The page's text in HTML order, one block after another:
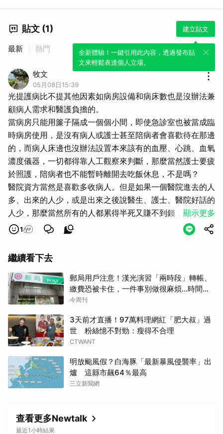
貼文 (1) 建立貼文
全新體驗！一鍵引用此內容，透過發布貼
文來輕鬆表達個人立場。
最新 熱門
牧文
05月08日15:39
光提護病比不提其他因素如病房設備和病床數也是沒辦法兼
顧病人需求和醫護負擔的。
當病房只能用簾子隔成一個個小間，即使急診室也被當成臨
時病房使用，是沒有病人或護士甚至陪病者會喜歡待在那邊
的，而病人床邊也沒辦法設置本來該有的血壓、心跳、血氧
濃度儀器，一切都得靠人工觀察來判斷，那麼當然護士要疲
於照護，陪病者也不能暫時離開去吃飯休息，不是嗎？
醫院資方當然是喜歡多收病人。但是如果一個醫院進去的人
多、出來的人少，或是出來之後說醫生、護士、醫院好話的
人少，那麼當然所有的人都累得半死又賺不到錢，還要揹上
死要錢的黑鍋，好嗎？
顯示更多
1
繼續看下去
郵局用戶注意！漢光演習「兩時段」轉帳、
繳費恐被卡住，一件事別做很麻煩…時間、
影響、備案一次看
今周刊
3天前才直播！97萬料理網紅「肥大叔」過
世 粉絲憶不對勁：瘦得不合理
CTWANT
明放颱風假？白海豚「最新暴風侵襲率」出
爐 這縣市飆64％最高
三立新聞網
查看更多Newtalk
最近1小時結果